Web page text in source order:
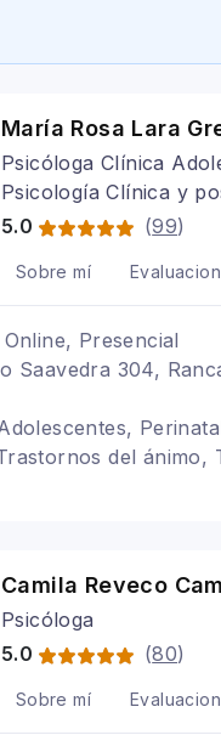
María Rosa Lara
Psicóloga Clínica
Psicología Clínica y
5.0
(99)
Sobre mí
Online, Presencial
Saavedra 304,
del ánimo,
Camila Reveco
Psicóloga
5.0
(80)
Sobre mí